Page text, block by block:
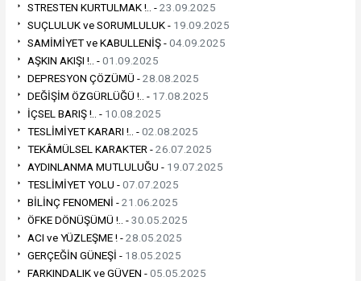
STRESTEN KURTULMAK !.. -23.09.2025
SUÇLULUK ve SORUMLULUK - 19.09.2025
SAMİMİYET ve KABULLENİŞ -04.09.2025
AŞKIN AKIŞI !.. -01.09.2025
DEPRESYON ÇÖZÜMÜ -28.08.2025
DEĞİŞİM ÖZGÜRLÜĞÜ !.. - 17.08.2025
İÇSEL BARIŞ !.. - 10.08.2025
TESLİMİYET KARARI !.. -02.08.2025
TEKÂMÜLSEL KARAKTER -26.07.2025
AYDINLANMA MUTLULUĞU - 19.07.2025
TESLİMİYET YOLU -07.07.2025
BİLİNÇ FENOMENİ -21.06.2025
ÖFKE DÖNÜŞÜMÜ !.. -30.05.2025
ACI ve YÜZLEŞME ! -28.05.2025
GERÇEĞİN GÜNEŞİ - 18.05.2025
FARKINDALIK ve GÜVEN -05.05.2025